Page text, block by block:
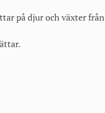
på djur och växter från